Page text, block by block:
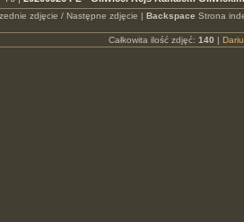
zdjęcie / Następne zdjęcie | Backspace Strona
Całkowita ilość zdjęć: 140 |